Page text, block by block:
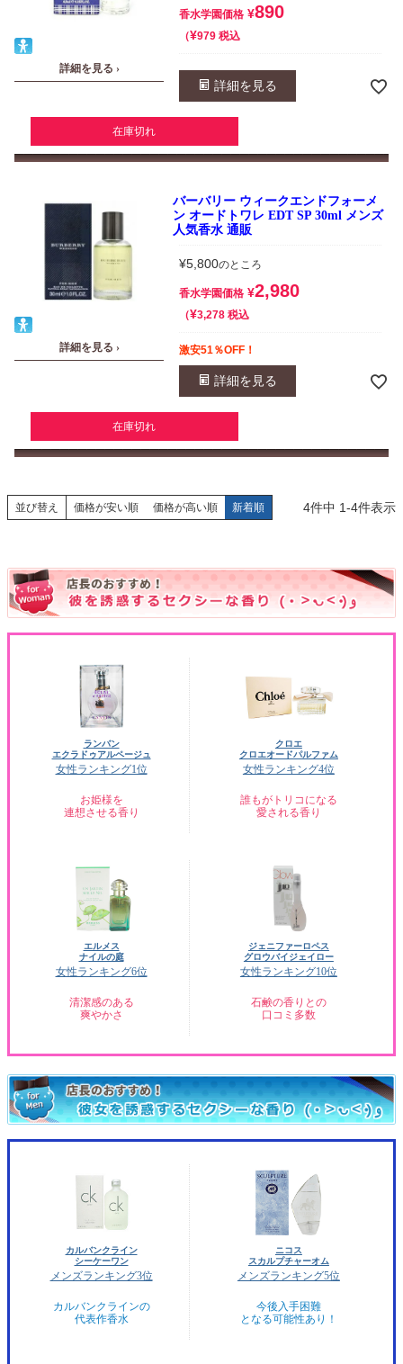
詳細を見る ›
香水学園価格 ¥890
¥979 税込
詳細を見る
在庫切れ
詳細を見る ›
バーバリー ウィークエンドフォーメ
ン オードトワレ EDT SP 30ml メンズ
人気香水 通販
¥5,800のところ
香水学園価格 ¥2,980
¥3,278 税込
激安51％OFF！
詳細を見る
在庫切れ
並び替え 価格が安い順 価格が高い順 新着順 4件中 1-4件表示
ランバン
エクラドゥアルページュ
女性ランキング1位
お姫様を
連想させる香り
クロエ
クロエオードパルファム
女性ランキング4位
誰もがトリコになる
愛される香り
エルメス
ナイルの庭
女性ランキング6位
清潔感のある
爽やかさ
ジェニファーロペス
グロウバイジェイロー
女性ランキング10位
石鹸の香りとの
口コミ多数
カルバンクライン
シーケーワン
メンズランキング3位
カルバンクラインの
代表作香水
ニコス
スカルプチャーオム
メンズランキング5位
今後入手困難
となる可能性あり！